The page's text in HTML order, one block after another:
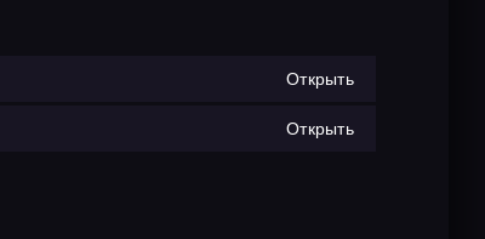
Открыть
Открыть